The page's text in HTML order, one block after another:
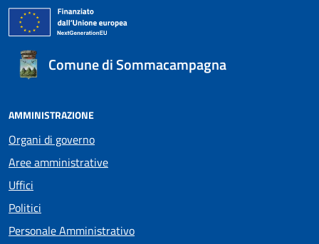
Comune di Sommacampagna
AMMINISTRAZIONE
Organi di governo
Aree amministrative
Uffici
Politici
Personale Amministrativo